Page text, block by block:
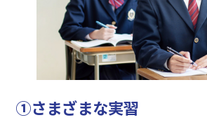
①さまざまな実習